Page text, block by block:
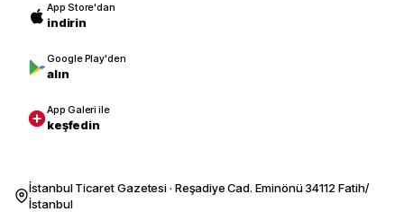
App Store'dan
indirin
Google Play'den
alın
App Galeri ile
keşfedin
İstanbul Ticaret Gazetesi · Reşadiye Cad. Eminönü 34112 Fatih/
İstanbul